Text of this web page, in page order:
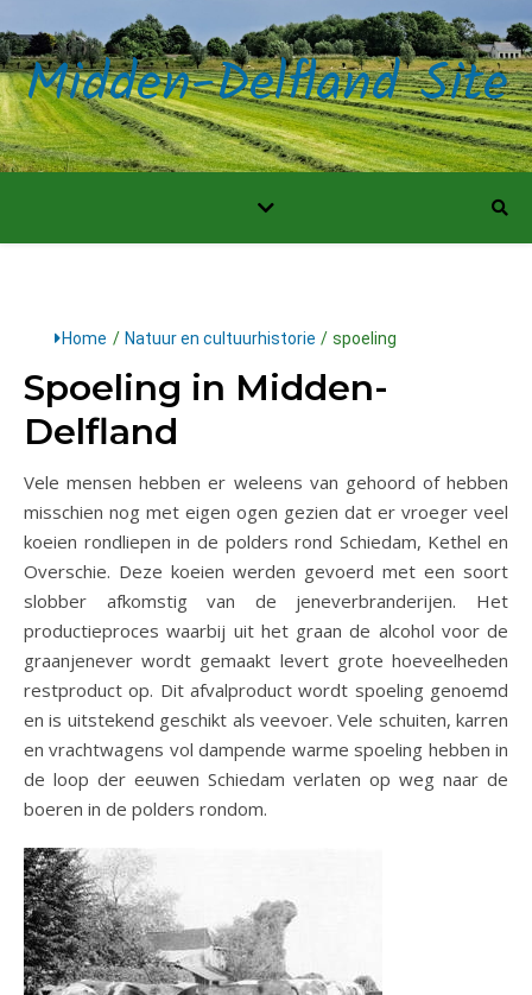
Midden-Delfland Site
Home / Natuur en cultuurhistorie / spoeling
Spoeling in Midden-
Delfland
Vele mensen hebben er weleens van gehoord of hebben
misschien nog met eigen ogen gezien dat er vroeger veel
koeien rondliepen in de polders rond Schiedam, Kethel en
Overschie. Deze koeien werden gevoerd met een soort
slobber afkomstig van de jeneverbranderijen. Het
productieproces waarbij uit het graan de alcohol voor de
graanjenever wordt gemaakt levert grote hoeveelheden
restproduct op. Dit afvalproduct wordt spoeling genoemd
en is uitstekend geschikt als veevoer. Vele schuiten, karren
en vrachtwagens vol dampende warme spoeling hebben in
de loop der eeuwen Schiedam verlaten op weg naar de
boeren in de polders rondom.